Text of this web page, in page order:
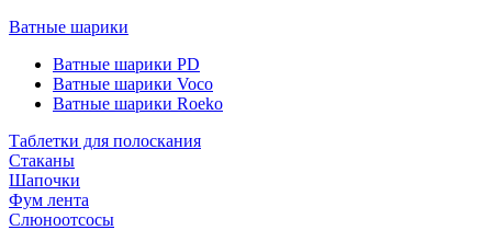
Ватные шарики
Ватные шарики PD
Ватные шарики Voco
Ватные шарики Roeko
Таблетки для полоскания
Стаканы
Шапочки
Фум лента
Слюноотсосы